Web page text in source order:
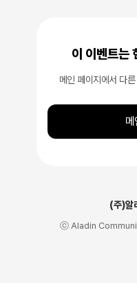
이 이벤트는
메인 페이지에서 다
(주)알
ⓒ Aladin